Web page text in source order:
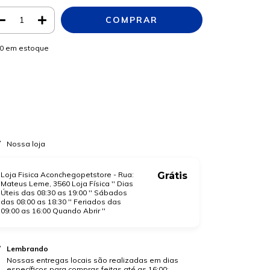
em estoque
Nossa loja
Loja Fisica Aconchegopetstore - Rua:
Mateus Leme, 3560 Loja Física '' Dias
Úteis das 08:30 as 19:00 '' Sábados
das 08:00 as 18:30 '' Feriados das
09:00 as 16:00 Quando Abrir ''
Grátis
Lembrando
Nossas entregas locais são realizadas em dias